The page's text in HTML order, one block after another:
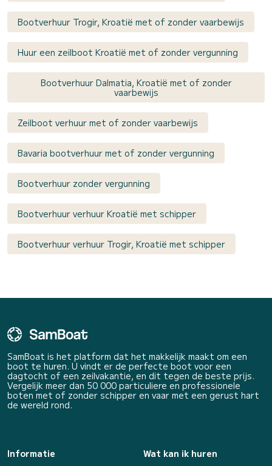
Bootverhuur Trogir, Kroatië met of zonder vaarbewijs
Huur een zeilboot Kroatië met of zonder vergunning
Bootverhuur Dalmatia, Kroatië met of zonder
vaarbewijs
Zeilboot verhuur met of zonder vaarbewijs
Bavaria bootverhuur met of zonder vergunning
Bootverhuur zonder vergunning
Bootverhuur verhuur Kroatië met schipper
Bootverhuur verhuur Trogir, Kroatië met schipper
SamBoat is het platform dat het makkelijk maakt om een
boot te huren. U vindt er de perfecte boot voor een
dagtocht of een zeilvakantie, en dit tegen de beste prijs.
Vergelijk meer dan 50 000 particuliere en professionele
boten met of zonder schipper en vaar met een gerust hart
de wereld rond.
Informatie
Wat kan ik huren